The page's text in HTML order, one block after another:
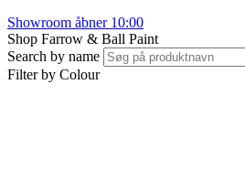
Showroom åbner 10:00
Shop Farrow & Ball Paint
Search by name
Filter by Colour